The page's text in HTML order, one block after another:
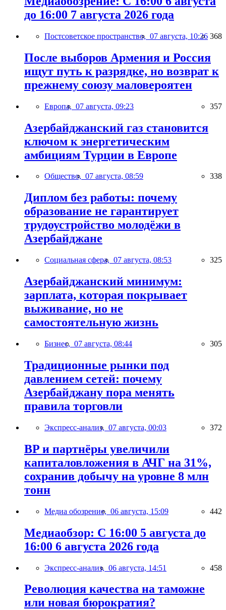
до 16:00 7 августа 2026 года
Постсоветское пространство, 07 августа, 10:26 368
После выборов Армения и Россия
ищут путь к разрядке, но возврат к
прежнему союзу маловероятен
Европа, 07 августа, 09:23 357
Азербайджанский газ становится
ключом к энергетическим
амбициям Турции в Европе
Общество, 07 августа, 08:59 338
Диплом без работы: почему
образование не гарантирует
трудоустройство молодёжи в
Азербайджане
Социальная сфера, 07 августа, 08:53 325
Азербайджанский минимум:
зарплата, которая покрывает
выживание, но не
самостоятельную жизнь
Бизнес, 07 августа, 08:44 305
Традиционные рынки под
давлением сетей: почему
Азербайджану пора менять
правила торговли
Экспресс-анализ, 07 августа, 00:03 372
BP и партнёры увеличили
капиталовложения в АЧГ на 31%,
сохранив добычу на уровне 8 млн
тонн
Медиа обозрение, 06 августа, 15:09 442
Медиаобзор: С 16:00 5 августа до
16:00 6 августа 2026 года
Экспресс-анализ, 06 августа, 14:51 458
Революция качества на таможне
или новая бюрократия?